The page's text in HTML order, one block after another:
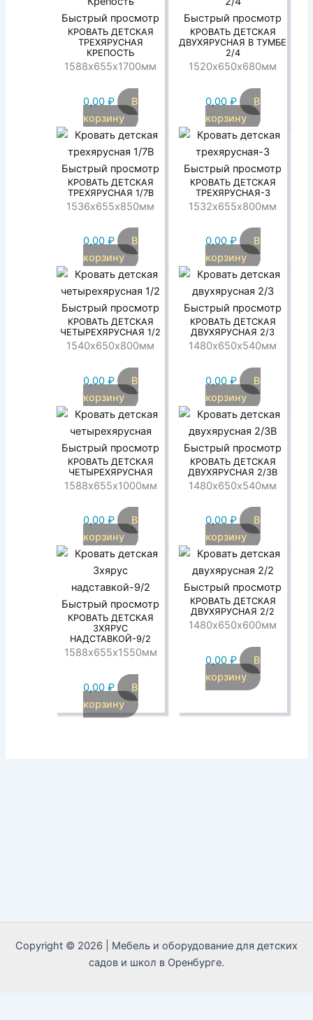
Быстрый просмотр
КРОВАТЬ ДЕТСКАЯ
ТРЕХЯРУСНАЯ
КРЕПОСТЬ
1588х655х1700мм
0,00 ₽
В
корзину
Быстрый просмотр
КРОВАТЬ ДЕТСКАЯ
ДВУХЯРУСНАЯ В ТУМБЕ
2/4
1520х650х680мм
0,00 ₽
В
корзину
Быстрый просмотр
КРОВАТЬ ДЕТСКАЯ
ТРЕХЯРУСНАЯ 1/7В
1536х655х850мм
0,00 ₽
В
корзину
Быстрый просмотр
КРОВАТЬ ДЕТСКАЯ
ТРЕХЯРУСНАЯ-3
1532х655х800мм
0,00 ₽
В
корзину
Быстрый просмотр
КРОВАТЬ ДЕТСКАЯ
ЧЕТЫРЕХЯРУСНАЯ 1/2
1540х650х800мм
0,00 ₽
В
корзину
Быстрый просмотр
КРОВАТЬ ДЕТСКАЯ
ДВУХЯРУСНАЯ 2/3
1480х650х540мм
0,00 ₽
В
корзину
Быстрый просмотр
КРОВАТЬ ДЕТСКАЯ
ЧЕТЫРЕХЯРУСНАЯ
1588х655х1000мм
0,00 ₽
В
корзину
Быстрый просмотр
КРОВАТЬ ДЕТСКАЯ
ДВУХЯРУСНАЯ 2/3В
1480х650х540мм
0,00 ₽
В
корзину
Быстрый просмотр
КРОВАТЬ ДЕТСКАЯ
3ХЯРУС
НАДСТАВКОЙ-9/2
1588х655х1550мм
0,00 ₽
В
корзину
Быстрый просмотр
КРОВАТЬ ДЕТСКАЯ
ДВУХЯРУСНАЯ 2/2
1480х650х600мм
0,00 ₽
В
корзину
Copyright © 2026 | Мебель и оборудование для детских
садов и школ в Оренбурге.